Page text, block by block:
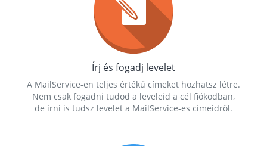
Írj és fogadj levelet
A MailService-en teljes értékű címeket hozhatsz létre.
Nem csak fogadni tudod a leveleid a cél fiókodban,
de írni is tudsz levelet a MailService-es címeidről.